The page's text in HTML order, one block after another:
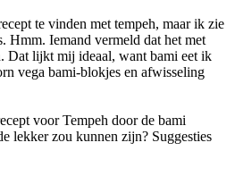
te vinden met tempeh, maar ik zie
Hmm. Iemand vermeld dat het met
Dat lijkt mij ideaal, want bami eet ik
vega bami-blokjes en afwisseling
voor Tempeh door de bami
lekker zou kunnen zijn? Suggesties